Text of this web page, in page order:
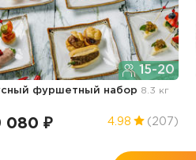
15-20
фуршетный набор 8.3 кг
080 ₽ 4.98 (207)